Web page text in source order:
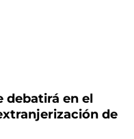
debatirá en el
de